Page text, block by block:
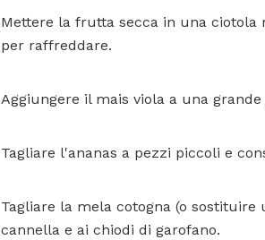
Mettere la frutta secca in una ciotola
per raffreddare.
Aggiungere il mais viola a una
Tagliare l'ananas a pezzi piccoli e
Tagliare la mela cotogna (o
cannella e ai chiodi di garofano.